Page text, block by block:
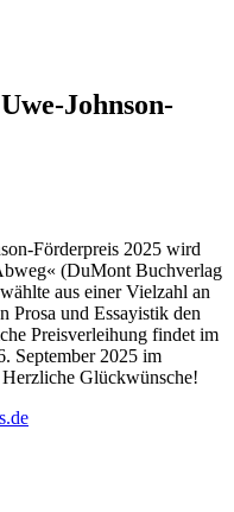
Johnson-
Förderpreis 2025 wird
(DuMont Buchverlag
aus einer Vielzahl an
Prosa und Essayistik den
Preisverleihung findet im
September 2025 im
Herzliche Glückwünsche!